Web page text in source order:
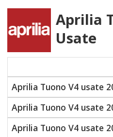
Aprilia
Usate
Aprilia Tuono V4 usate
Aprilia Tuono V4 usate
Aprilia Tuono V4 usate